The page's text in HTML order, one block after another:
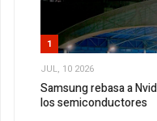
1
JUL, 10 2026
Samsung rebasa a
los semiconductores